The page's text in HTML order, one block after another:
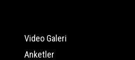
Video Galeri
Anketler